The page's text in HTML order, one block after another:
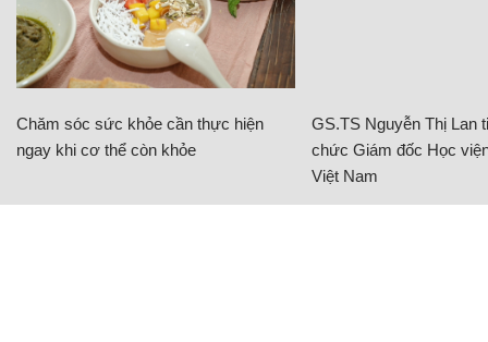
Chăm sóc sức khỏe cần thực hiện
ngay khi cơ thể còn khỏe
GS.TS Nguyễn Thị Lan
chức Giám đốc Học
Việt Nam